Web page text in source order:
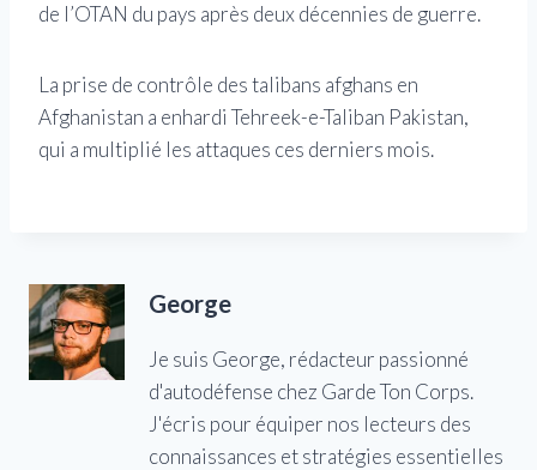
de l’OTAN du pays après deux décennies de guerre.
La prise de contrôle des talibans afghans en
Afghanistan a enhardi Tehreek-e-Taliban Pakistan,
qui a multiplié les attaques ces derniers mois.
George
Je suis George, rédacteur passionné
d'autodéfense chez Garde Ton Corps.
J'écris pour équiper nos lecteurs des
connaissances et stratégies essentielles